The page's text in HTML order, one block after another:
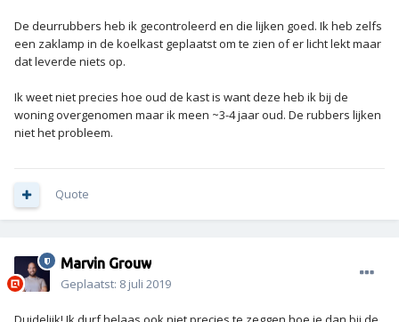
De deurrubbers heb ik gecontroleerd en die lijken goed. Ik heb zelfs
een zaklamp in de koelkast geplaatst om te zien of er licht lekt maar
dat leverde niets op.
Ik weet niet precies hoe oud de kast is want deze heb ik bij de
woning overgenomen maar ik meen ~3-4 jaar oud. De rubbers lijken
niet het probleem.
Quote
Marvin Grouw
Geplaatst: 8 juli 2019